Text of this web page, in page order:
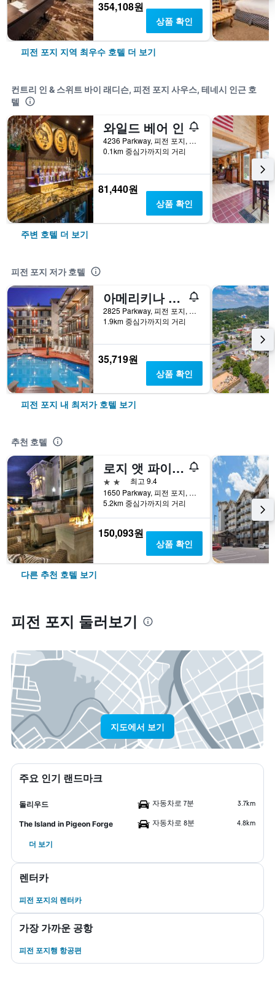
354,108원
상품 확인
피전 포지 지역 최우수 호텔 더 보기
컨트리 인 & 스위트 바이 래디슨, 피전 포지 사우스, 테네시 인근 호
텔
와일드 베어 인
4236 Parkway, 피전 포지, TN, 미국
0.1km 중심가까지의 거리
81,440원
상품 확인
주변 호텔 더 보기
피전 포지 저가 호텔
아메리키나 인, 어 트래블로지 바이 윈덤
2825 Parkway, 피전 포지, TN, 미국
1.9km 중심가까지의 거리
35,719원
상품 확인
피전 포지 내 최저가 호텔 보기
추천 호텔
로지 앳 파이브 오크스 피전 포지 - 세비어빌
2성급
최고 9.4
1650 Parkway, 피전 포지, TN, 미국
5.2km 중심가까지의 거리
150,093원
상품 확인
다른 추천 호텔 보기
피전 포지 둘러보기
지도에서 보기
주요 인기 랜드마크
돌리우드 자동차로 7분 3.7km
The Island in Pigeon Forge 자동차로 8분 4.8km
더 보기
렌터카
피전 포지​의 렌터카
가장 가까운 공항
피전 포지행 항공편